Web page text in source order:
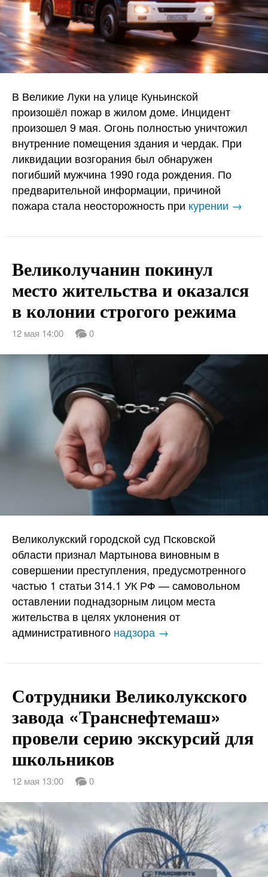
В Великие Луки на улице Куньинской
произошёл пожар в жилом доме. Инцидент
произошел 9 мая. Огонь полностью уничтожил
внутренние помещения здания и чердак. При
ликвидации возгорания был обнаружен
погибший мужчина 1990 года рождения. По
предварительной информации, причиной
пожара стала неосторожность при курении →
Великолучанин покинул
место жительства и оказался
в колонии строгого режима
12 мая 14:00 0
Великолукский городской суд Псковской
области признал Мартынова виновным в
совершении преступления, предусмотренного
частью 1 статьи 314.1 УК РФ — самовольном
оставлении поднадзорным лицом места
жительства в целях уклонения от
административного надзора →
Сотрудники Великолукского
завода «Транснефтемаш»
провели серию экскурсий для
школьников
12 мая 13:00 0